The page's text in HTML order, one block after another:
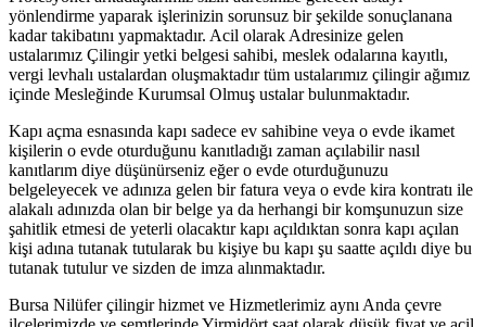
yönlendirme yaparak işlerinizin sorunsuz bir şekilde sonuçlanana
kadar takibatını yapmaktadır. Acil olarak Adresinize gelen
ustalarımız Çilingir yetki belgesi sahibi, meslek odalarına kayıtlı,
vergi levhalı ustalardan oluşmaktadır tüm ustalarımız çilingir ağımız
içinde Mesleğinde Kurumsal Olmuş ustalar bulunmaktadır.
Kapı açma esnasında kapı sadece ev sahibine veya o evde ikamet
kişilerin o evde oturduğunu kanıtladığı zaman açılabilir nasıl
kanıtlarım diye düşünürseniz eğer o evde oturduğunuzu
belgeleyecek ve adınıza gelen bir fatura veya o evde kira kontratı ile
alakalı adınızda olan bir belge ya da herhangi bir komşunuzun size
şahitlik etmesi de yeterli olacaktır kapı açıldıktan sonra kapı açılan
kişi adına tutanak tutularak bu kişiye bu kapı şu saatte açıldı diye bu
tutanak tutulur ve sizden de imza alınmaktadır.
Bursa Nilüfer çilingir hizmet ve Hizmetlerimiz aynı Anda çevre